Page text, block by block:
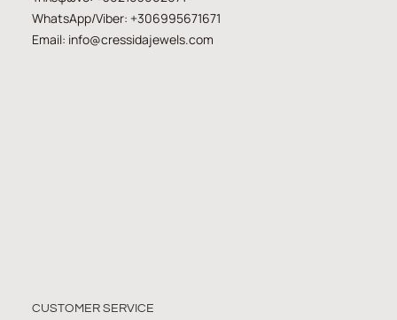
WhatsApp/Viber: +306995671671
Email: info@cressidajewels.com
CUSTOMER SERVICE